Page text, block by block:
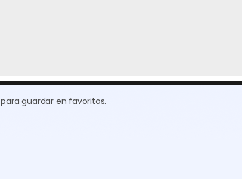
para guardar en favoritos.